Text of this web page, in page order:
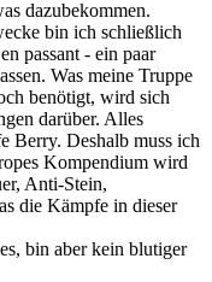
dazubekommen.
bin ich schließlich
passant - ein paar
Was meine Truppe
benötigt, wird sich
darüber. Alles
Berry. Deshalb muss ich
Kompendium wird
Anti-Stein,
die Kämpfe in dieser
bin aber kein blutiger